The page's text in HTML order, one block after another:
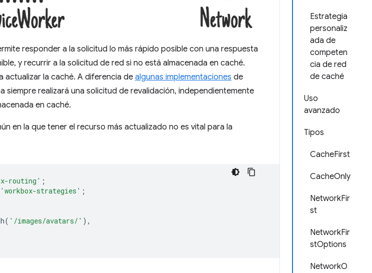
Estrategia
personaliz
ada de
competen
cia de red
de caché
Uso
avanzado
Tipos
CacheFirst
CacheOnly
NetworkFir
st
NetworkFir
stOptions
NetworkO
responder a la solicitud lo más rápido posible con una respuesta
y recurrir a la solicitud de red si no está almacenada en caché.
actualizar la caché. A diferencia de algunas implementaciones de
siempre realizará una solicitud de revalidación, independientemente
en caché.
en la que tener el recurso más actualizado no es vital para la
routing' ;
'workbox-strategies' ;
( '/images/avatars/' ),